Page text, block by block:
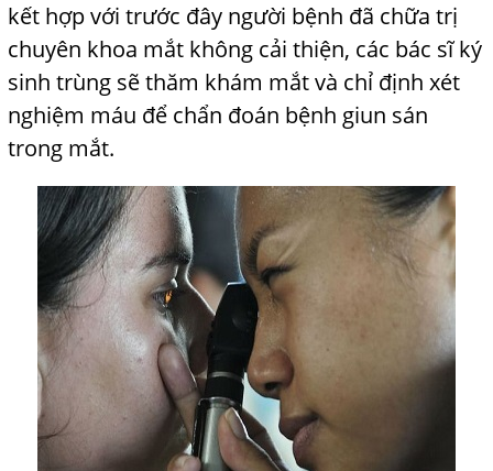
kết hợp với trước đây người bệnh đã chữa trị
chuyên khoa mắt không cải thiện, các bác sĩ ký
sinh trùng sẽ thăm khám mắt và chỉ định xét
nghiệm máu để chẩn đoán bệnh giun sán
trong mắt.